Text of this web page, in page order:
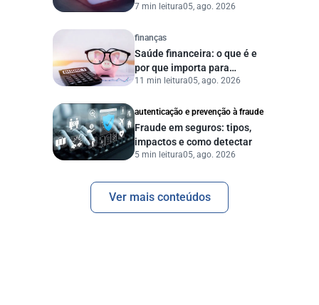
dados digitais
7 min leitura05, ago. 2026
finanças
Saúde financeira: o que é e
por que importa para
pessoas e empresas?
11 min leitura05, ago. 2026
autenticação e prevenção à fraude
Fraude em seguros: tipos,
impactos e como detectar
5 min leitura05, ago. 2026
Ver mais conteúdos